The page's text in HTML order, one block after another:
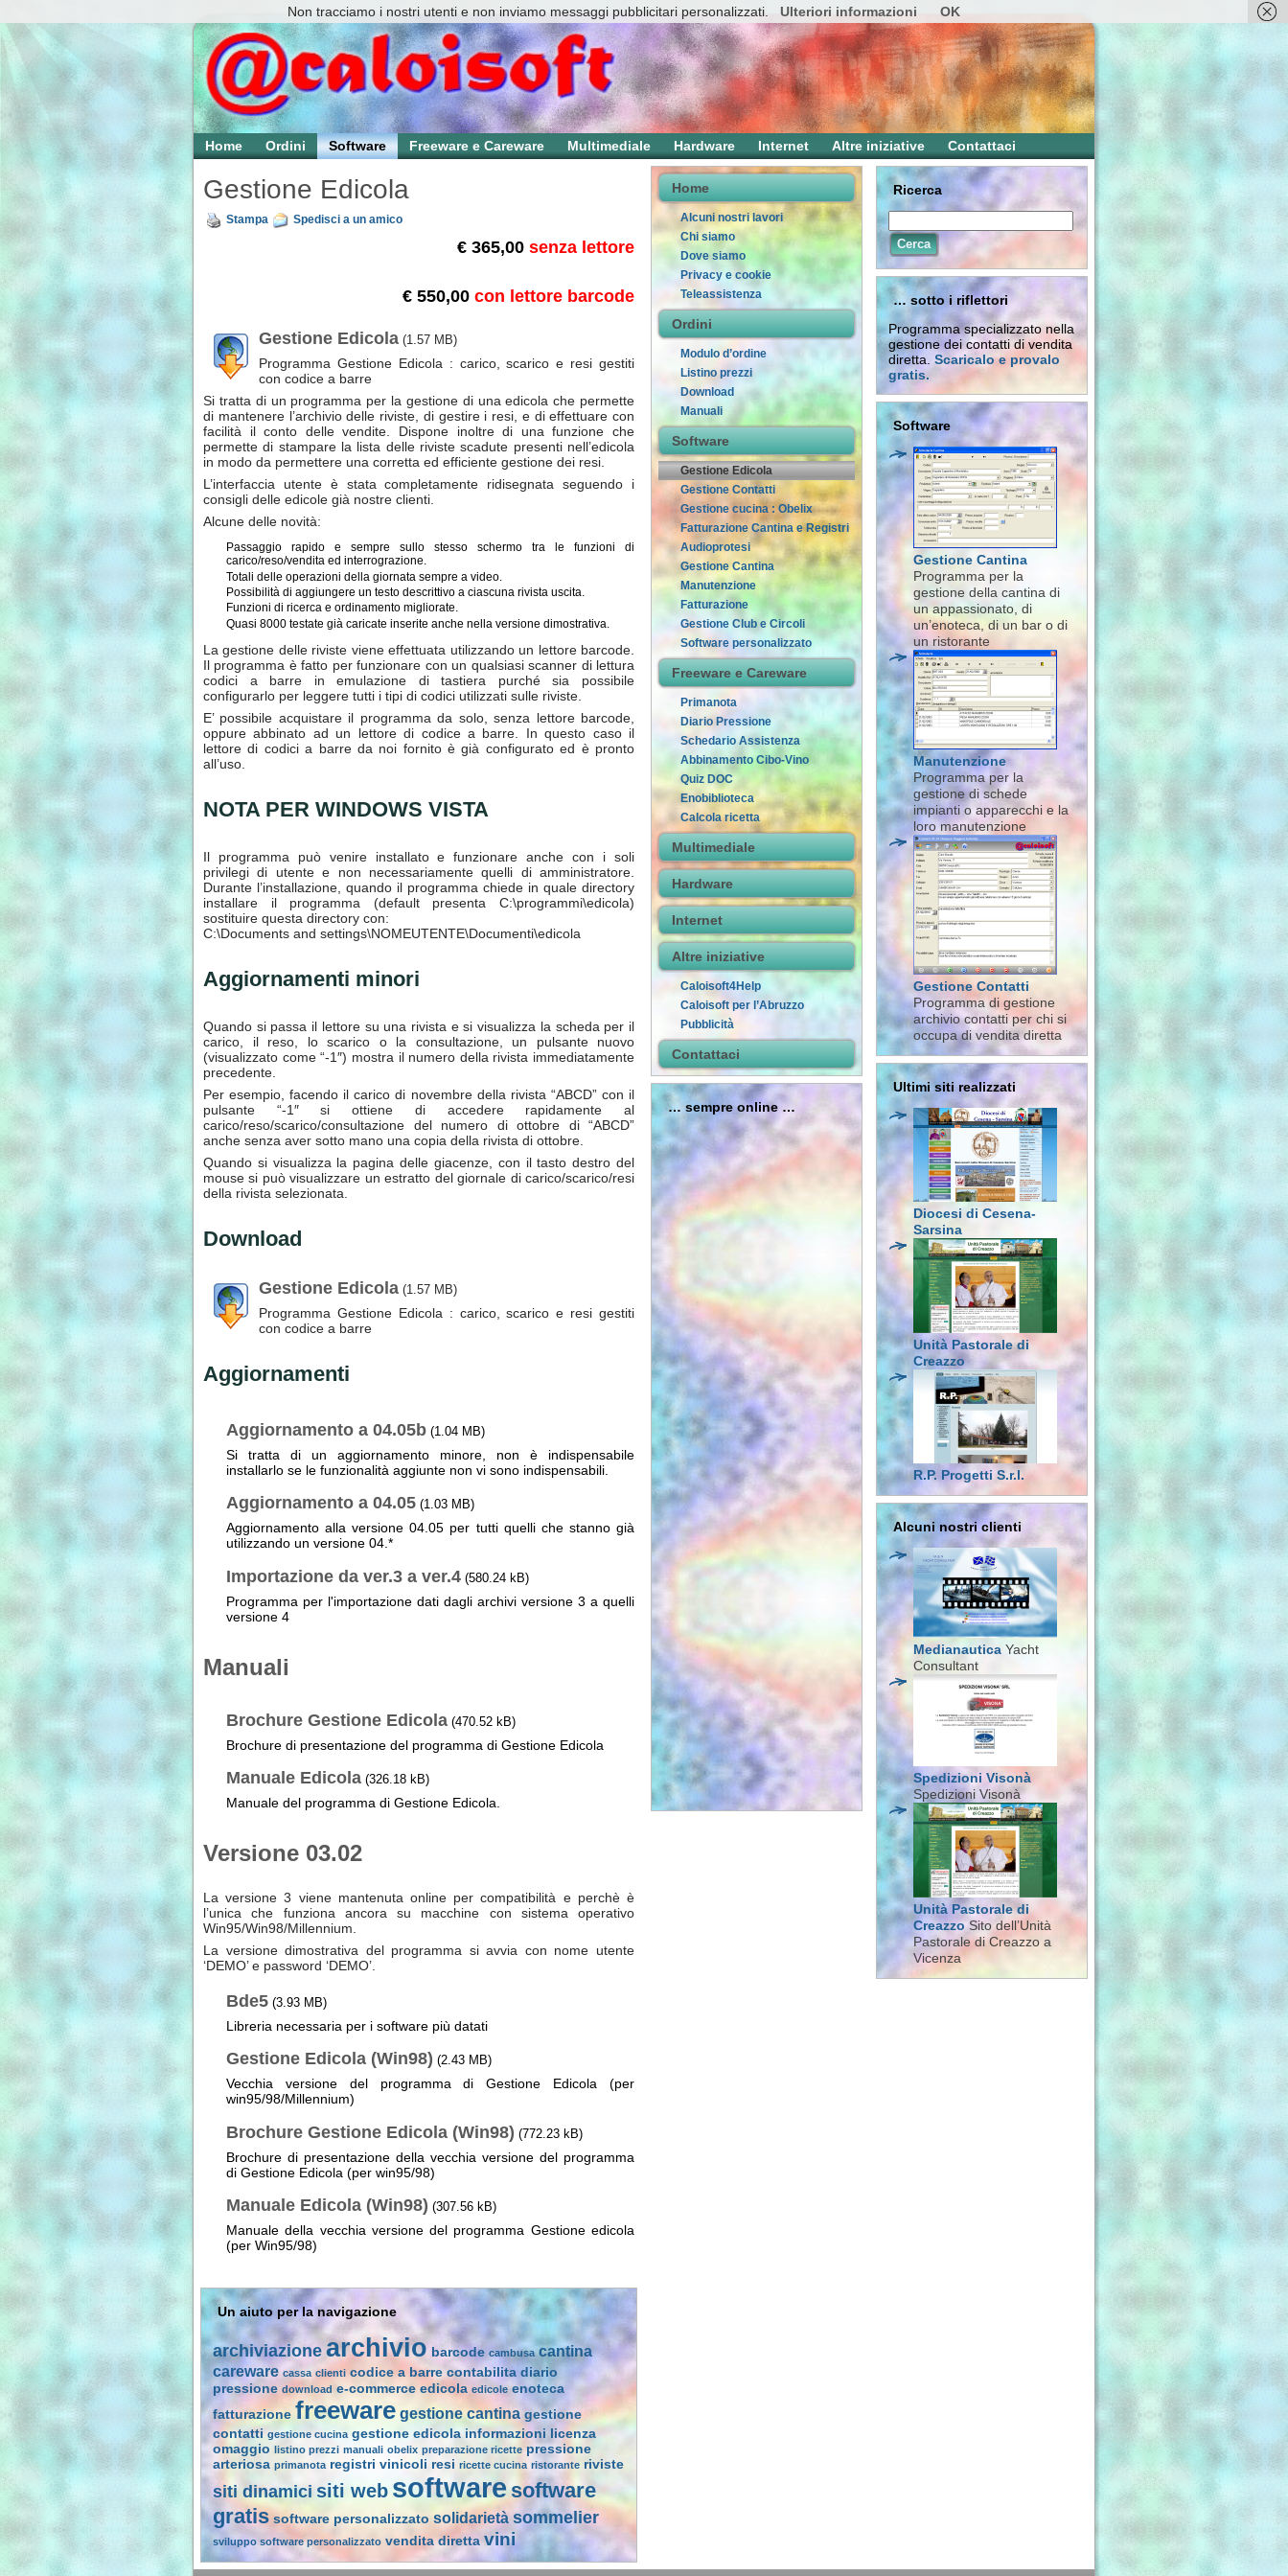
Home Ordini Software Freeware e Careware Multimediale Hardware Internet Altre iniziative Contattaci
Gestione Edicola
Stampa Spedisci a un amico
€ 365,00 senza lettore
€ 550,00 con lettore barcode
Gestione Edicola (1.57 MB)
Programma Gestione Edicola : carico, scarico e resi gestiti
con codice a barre
Si tratta di un programma per la gestione di una edicola che permette
di mantenere l’archivio delle riviste, di gestire i resi, e di effettuare con
facilità il conto delle vendite. Dispone inoltre di una funzione che
permette di stampare la lista delle riviste scadute presenti nell’edicola
in modo da permettere una corretta ed efficiente gestione dei resi.
L’interfaccia utente è stata completamente ridisegnata seguendo i
consigli delle edicole già nostre clienti.
Alcune delle novità:
Passaggio rapido e sempre sullo stesso schermo tra le funzioni di
carico/reso/vendita ed interrograzione.
Totali delle operazioni della giornata sempre a video.
Possibilità di aggiungere un testo descrittivo a ciascuna rivista uscita.
Funzioni di ricerca e ordinamento migliorate.
Quasi 8000 testate già caricate inserite anche nella versione dimostrativa.
La gestione delle riviste viene effettuata utilizzando un lettore barcode.
Il programma è fatto per funzionare con un qualsiasi scanner di lettura
codici a barre in emulazione di tastiera purché sia possibile
configurarlo per leggere tutti i tipi di codici utilizzati sulle riviste.
E’ possibile acquistare il programma da solo, senza lettore barcode,
oppure abbinato ad un lettore di codice a barre. In questo caso il
lettore di codici a barre da noi fornito è già configurato ed è pronto
all’uso.
NOTA PER WINDOWS VISTA
Il programma può venire installato e funzionare anche con i soli
privilegi di utente e non necessariamente quelli di amministratore.
Durante l’installazione, quando il programma chiede in quale directory
installare il programma (default presenta C:\programmi\edicola)
sostituire questa directory con:
C:\Documents and settings\NOMEUTENTE\Documenti\edicola
Aggiornamenti minori
Quando si passa il lettore su una rivista e si visualizza la scheda per il
carico, il reso, lo scarico o la consultazione, un pulsante nuovo
(visualizzato come “-1″) mostra il numero della rivista immediatamente
precedente.
Per esempio, facendo il carico di novembre della rivista “ABCD” con il
pulsante “-1″ si ottiene di accedere rapidamente al
carico/reso/scarico/consultazione del numero di ottobre di “ABCD”
anche senza aver sotto mano una copia della rivista di ottobre.
Quando si visualizza la pagina delle giacenze, con il tasto destro del
mouse si può visualizzare un estratto del giornale di carico/scarico/resi
della rivista selezionata.
Download
Gestione Edicola (1.57 MB)
Programma Gestione Edicola : carico, scarico e resi gestiti
con codice a barre
Aggiornamenti
Aggiornamento a 04.05b (1.04 MB)
Si tratta di un aggiornamento minore, non è indispensabile
installarlo se le funzionalità aggiunte non vi sono indispensabili.
Aggiornamento a 04.05 (1.03 MB)
Aggiornamento alla versione 04.05 per tutti quelli che stanno già
utilizzando un versione 04.*
Importazione da ver.3 a ver.4 (580.24 kB)
Programma per l'importazione dati dagli archivi versione 3 a quelli
versione 4
Manuali
Brochure Gestione Edicola (470.52 kB)
Brochure di presentazione del programma di Gestione Edicola
Manuale Edicola (326.18 kB)
Manuale del programma di Gestione Edicola.
Versione 03.02
La versione 3 viene mantenuta online per compatibilità e perchè è
l’unica che funziona ancora su macchine con sistema operativo
Win95/Win98/Millennium.
La versione dimostrativa del programma si avvia con nome utente
‘DEMO’ e password ‘DEMO’.
Bde5 (3.93 MB)
Libreria necessaria per i software più datati
Gestione Edicola (Win98) (2.43 MB)
Vecchia versione del programma di Gestione Edicola (per
win95/98/Millennium)
Brochure Gestione Edicola (Win98) (772.23 kB)
Brochure di presentazione della vecchia versione del programma
di Gestione Edicola (per win95/98)
Manuale Edicola (Win98) (307.56 kB)
Manuale della vecchia versione del programma Gestione edicola
(per Win95/98)
Un aiuto per la navigazione
archiviazione archivio barcode cambusa cantina
careware cassa clienti codice a barre contabilita diario
pressione download e-commerce edicola edicole enoteca
fatturazione freeware gestione cantina gestione
contatti gestione cucina gestione edicola informazioni
licenza
omaggio listino prezzi manuali obelix preparazione ricette pressione
arteriosa primanota registri vinicoli resi ricette cucina ristorante riviste
siti dinamici siti web softwaresoftware
gratis software personalizzato solidarietà sommelier
sviluppo software personalizzato vendita diretta vini
Home
Alcuni nostri lavori
Chi siamo
Dove siamo
Privacy e cookie
Teleassistenza
Ordini
Modulo d’ordine
Listino prezzi
Download
Manuali
Software
Gestione Edicola
Gestione Contatti
Gestione cucina : Obelix
Fatturazione Cantina e Registri
Audioprotesi
Gestione Cantina
Manutenzione
Fatturazione
Gestione Club e Circoli
Software personalizzato
Freeware e Careware
Primanota
Diario Pressione
Schedario Assistenza
Abbinamento Cibo-Vino
Quiz DOC
Enobiblioteca
Calcola ricetta
Multimediale
Hardware
Internet
Altre iniziative
Caloisoft4Help
Caloisoft per l’Abruzzo
Pubblicità
Contattaci
… sempre online …
Ricerca
… sotto i riflettori
Programma specializzato nella
gestione dei contatti di vendita
diretta. Scaricalo e provalo
gratis.
Software
Gestione Cantina
Programma per la
gestione della cantina di
un appassionato, di
un’enoteca, di un bar o di
un ristorante
Manutenzione
Programma per la
gestione di schede
impianti o apparecchi e la
loro manutenzione
Gestione Contatti
Programma di gestione
archivio contatti per chi si
occupa di vendita diretta
Ultimi siti realizzati
Diocesi di Cesena-
Sarsina
Unità Pastorale di
Creazzo
R.P. Progetti S.r.l.
Alcuni nostri clienti
Medianautica Yacht
Consultant
Spedizioni Visonà
Spedizioni Visonà
Unità Pastorale di
Creazzo Sito dell’Unità
Pastorale di Creazzo a
Vicenza
Non tracciamo i nostri utenti e non inviamo messaggi pubblicitari personalizzati. Ulteriori informazioni OK